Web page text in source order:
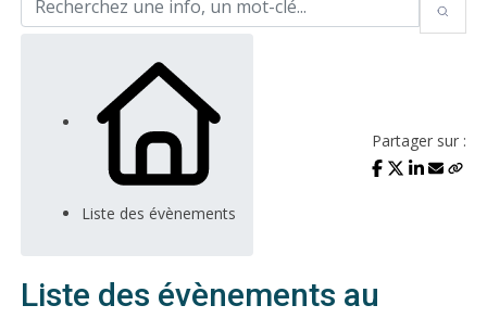
Liste des évènements
Partager sur :
Liste des évènements au